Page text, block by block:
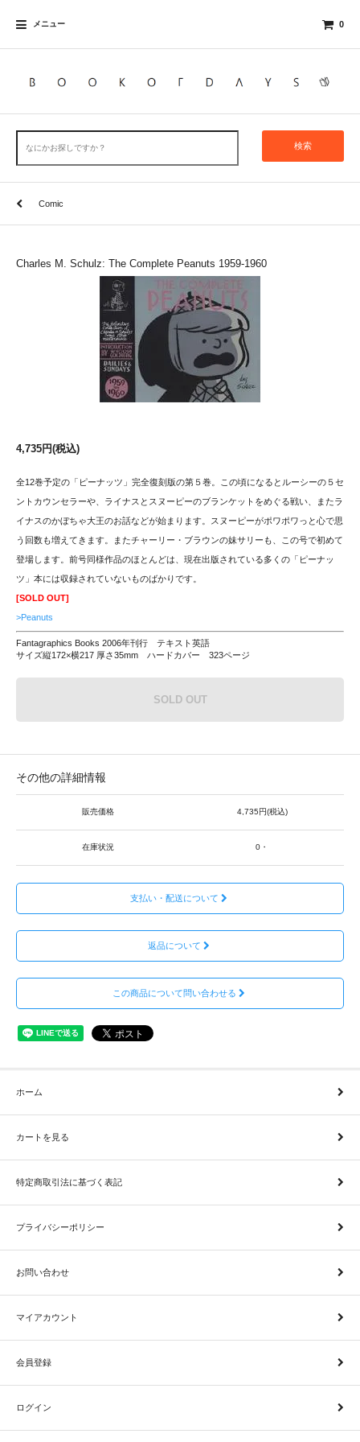
メニュー 0
検索
Comic
Charles M. Schulz: The Complete Peanuts 1959-1960
4,735円(税込)
全12巻予定の「ピーナッツ」完全復刻版の第５巻。この頃になるとルーシーの５セ
ントカウンセラーや、ライナスとスヌーピーのブランケットをめぐる戦い、またラ
イナスのかぼちゃ大王のお話などが始まります。スヌーピーがポワポワっと心で思
う回数も増えてきます。またチャーリー・ブラウンの妹サリーも、この号で初めて
登場します。前号同様作品のほとんどは、現在出版されている多くの「ピーナッ
ツ」本には収録されていないものばかりです。
[SOLD OUT]
>Peanuts
Fantagraphics Books 2006年刊行 テキスト英語
サイズ縦172×横217 厚さ35mm ハードカバー 323ページ
SOLD OUT
その他の詳細情報
販売価格 4,735円(税込)
在庫状況 0・
支払い・配送について
返品について
この商品について問い合わせる
ホーム
カートを見る
特定商取引法に基づく表記
プライバシーポリシー
お問い合わせ
マイアカウント
会員登録
ログイン